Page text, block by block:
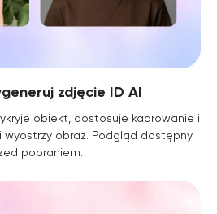
zdjęcie ID AI
obiekt, dostosuje kadrowanie i
wyostrzy obraz. Podgląd dostępny
pobraniem.